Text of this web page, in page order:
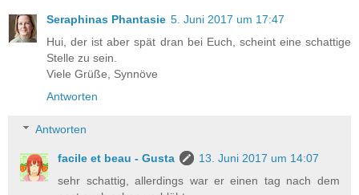
Seraphinas Phantasie 5. Juni 2017 um 17:47
Hui, der ist aber spät dran bei Euch, scheint eine schattige
Stelle zu sein.
Viele Grüße, Synnöve
Antworten
Antworten
facile et beau - Gusta
13. Juni 2017 um 14:07
sehr schattig, allerdings war er einen tag nach dem